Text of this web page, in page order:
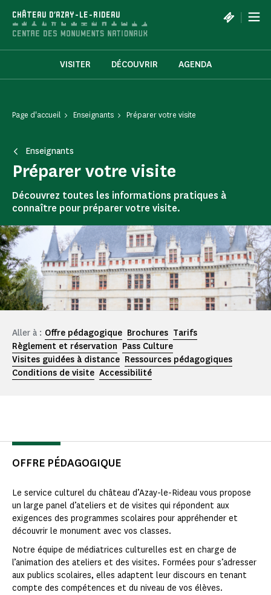
CHÂTEAU D'AZAY-LE-RIDEAU |
VISITER DÉCOUVRIR AGENDA
Page d'accueil Enseignants Préparer votre visite
Enseignants
Préparer votre visite
Découvrez toutes les informations pratiques à
connaître pour préparer votre visite.
Aller à : Offre pédagogique Brochures Tarifs
Règlement et réservation Pass Culture
Visites guidées à distance Ressources pédagogiques
Conditions de visite Accessibilité
OFFRE PÉDAGOGIQUE
Le service culturel du château d’Azay-le-Rideau vous propose
un large panel d’ateliers et de visites qui répondent aux
exigences des programmes scolaires pour appréhender et
découvrir le monument avec vos classes.
Notre équipe de médiatrices culturelles est en charge de
l’animation des ateliers et des visites. Formées pour s’adresser
aux publics scolaires, elles adaptent leur discours en tenant
compte des compétences et du niveau de vos élèves.